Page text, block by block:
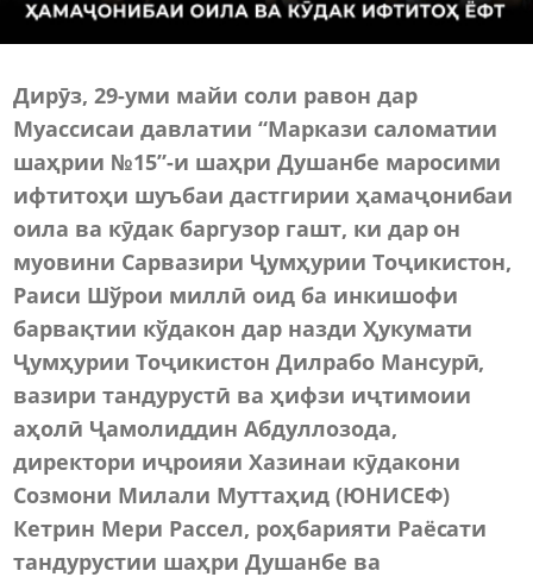
Дирӯз, 29-уми майи соли равон дар
Муассисаи давлатии “Маркази саломатии
шаҳрии №15”-и шаҳри Душанбе маросими
ифтитоҳи шуъбаи дастгирии ҳамаҷонибаи
оила ва кӯдак баргузор гашт, ки дар он
муовини Сарвазири Ҷумҳурии Тоҷикистон,
Раиси Шўрои миллӣ оид ба инкишофи
барвақтии кўдакон дар назди Ҳукумати
Ҷумҳурии Тоҷикистон Дилрабо Мансурӣ,
вазири тандурустӣ ва ҳифзи иҷтимоии
аҳолӣ Ҷамолиддин Абдуллозода,
директори иҷроияи Хазинаи кӯдакони
Созмони Милали Муттаҳид (ЮНИСЕФ)
Кетрин Мери Рассел, роҳбарияти Раёсати
тандурустии шаҳри Душанбе ва